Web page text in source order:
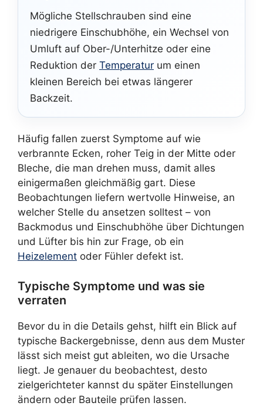
Mögliche Stellschrauben sind eine
niedrigere Einschubhöhe, ein Wechsel von
Umluft auf Ober-/Unterhitze oder eine
Reduktion der Temperatur um einen
kleinen Bereich bei etwas längerer
Backzeit.
Häufig fallen zuerst Symptome auf wie
verbrannte Ecken, roher Teig in der Mitte oder
Bleche, die man drehen muss, damit alles
einigermaßen gleichmäßig gart. Diese
Beobachtungen liefern wertvolle Hinweise, an
welcher Stelle du ansetzen solltest – von
Backmodus und Einschubhöhe über Dichtungen
und Lüfter bis hin zur Frage, ob ein
Heizelement oder Fühler defekt ist.
Typische Symptome und was sie
verraten
Bevor du in die Details gehst, hilft ein Blick auf
typische Backergebnisse, denn aus dem Muster
lässt sich meist gut ableiten, wo die Ursache
liegt. Je genauer du beobachtest, desto
zielgerichteter kannst du später Einstellungen
ändern oder Bauteile prüfen lassen.